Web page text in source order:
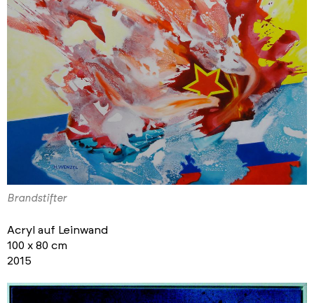
Brandstifter
Acryl auf Leinwand
100 x 80 cm
2015